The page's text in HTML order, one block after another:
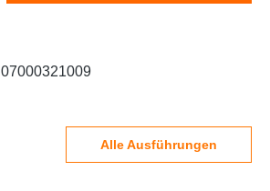
07000321009
Alle Ausführungen